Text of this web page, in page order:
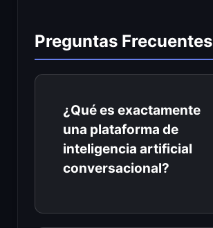
Preguntas Frecuentes
¿Qué es exactamente
una plataforma de
inteligencia artificial
conversacional?